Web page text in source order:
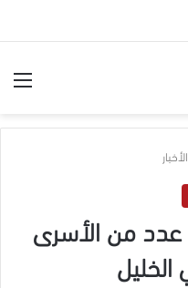
الأخبار
عدد من الأسرى
الخليل